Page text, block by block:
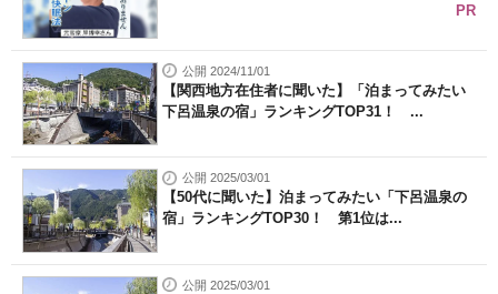
PR
公開 2024/11/01
【関西地方在住者に聞いた】「泊まってみたい
下呂温泉の宿」ランキングTOP31！ ...
公開 2025/03/01
【50代に聞いた】泊まってみたい「下呂温泉の
宿」ランキングTOP30！ 第1位は...
公開 2025/03/01